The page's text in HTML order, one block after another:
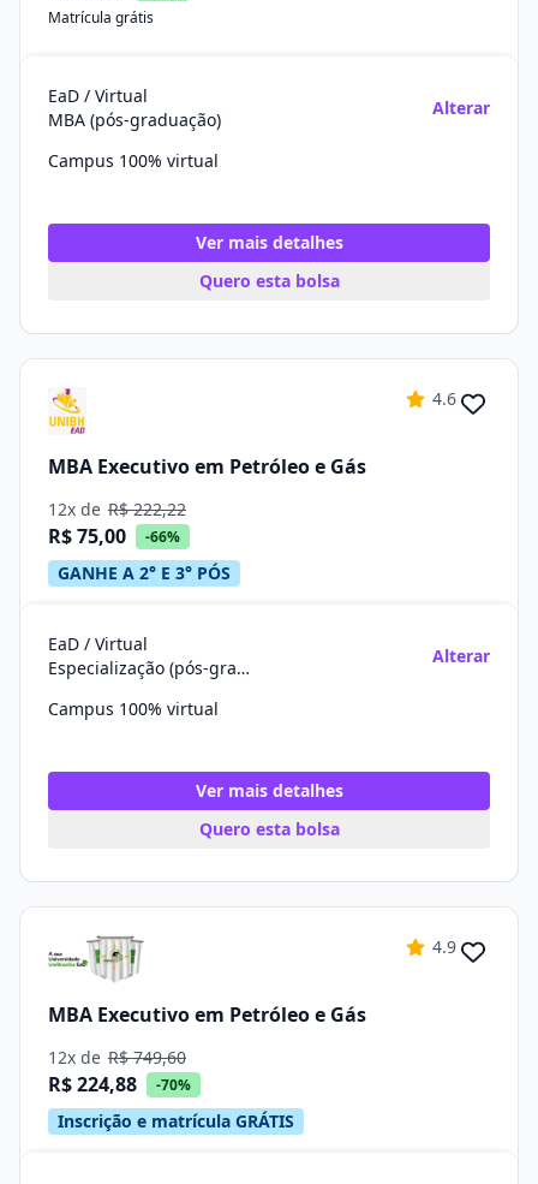
Matrícula grátis
EaD / Virtual
MBA (pós-graduação)
Alterar
Campus 100% virtual
Ver mais detalhes
Quero esta bolsa
4.6
MBA Executivo em Petróleo e Gás
12x de R$ 222,22
R$ 75,00 -66%
GANHE A 2° E 3° PÓS
EaD / Virtual
Especialização (pós-graduação)
Alterar
Campus 100% virtual
Ver mais detalhes
Quero esta bolsa
4.9
MBA Executivo em Petróleo e Gás
12x de R$ 749,60
R$ 224,88 -70%
Inscrição e matrícula GRÁTIS